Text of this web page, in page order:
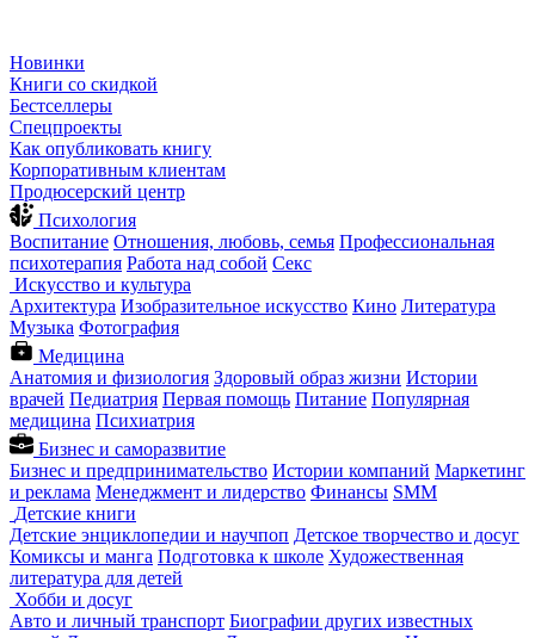
Новинки
Книги со скидкой
Бестселлеры
Спецпроекты
Как опубликовать книгу
Корпоративным клиентам
Продюсерский центр
Психология
Воспитание Отношения, любовь, семья Профессиональная
психотерапия Работа над собой Секс
Искусство и культура
Архитектура Изобразительное искусство Кино Литература
Музыка Фотография
Медицина
Анатомия и физиология Здоровый образ жизни Истории
врачей Педиатрия Первая помощь Питание Популярная
медицина Психиатрия
Бизнес и саморазвитие
Бизнес и предпринимательство Истории компаний Маркетинг
и реклама Менеджмент и лидерство Финансы SMM
Детские книги
Детские энциклопедии и научпоп Детское творчество и досуг
Комиксы и манга Подготовка к школе Художественная
литература для детей
Хобби и досуг
Авто и личный транспорт Биографии других известных